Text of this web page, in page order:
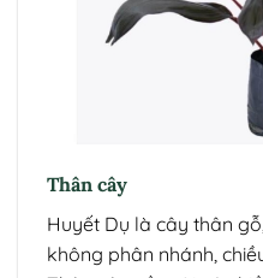
Thân cây
Huyết Dụ là cây thân
không phân nhánh,